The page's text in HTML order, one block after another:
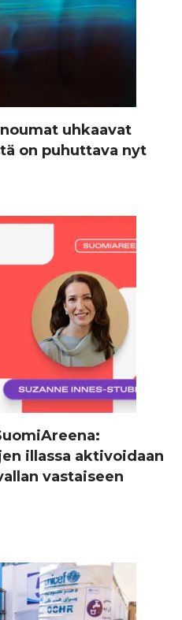
uhkaavat
on puhuttava nyt
illassa aktivoidaan
vastaiseen